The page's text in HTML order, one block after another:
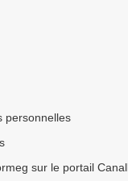
personnelles
sur le portail